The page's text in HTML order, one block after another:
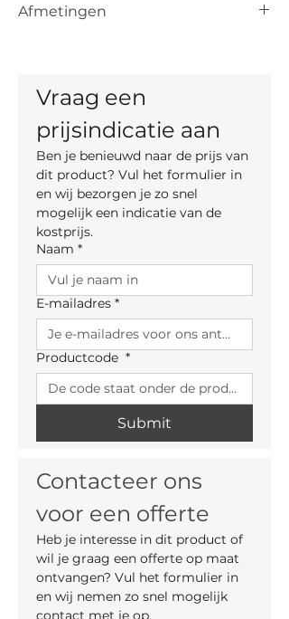
het artikel. De uiteindelijke prijs is
Afmetingen
Diepte: 54 cm
Zithoogte: 80 cm
Keukenkruk
Totale hoogte: 99 cm
Totale breedte: 47 cm
Diepte: 54 cm
Zithoogte: 64 cm
Vraag een
prijsindicatie aan
Ben je benieuwd naar de prijs van
dit product? Vul het formulier in
en wij bezorgen je zo snel
mogelijk een indicatie van de
kostprijs.
Naam *
E-mailadres *
Productcode *
Submit
Contacteer ons
voor een offerte
Heb je interesse in dit product of
wil je graag een offerte op maat
ontvangen? Vul het formulier in
en wij nemen zo snel mogelijk
contact met je op.